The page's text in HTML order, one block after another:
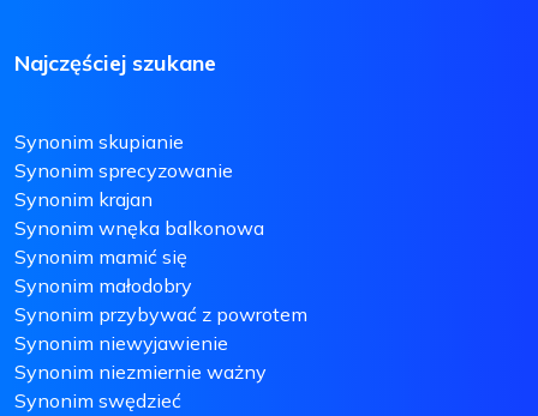
Najczęściej szukane
Synonim skupianie
Synonim sprecyzowanie
Synonim krajan
Synonim wnęka balkonowa
Synonim mamić się
Synonim małodobry
Synonim przybywać z powrotem
Synonim niewyjawienie
Synonim niezmiernie ważny
Synonim swędzieć